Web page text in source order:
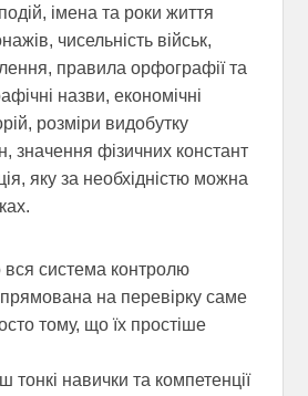
імена та роки життя
чисельність військ,
правила орфографії та
назви, економічні
розміри видобутку
значення фізичних констант
яку за необхідністю можна
система контролю
на перевірку саме
тому, що їх простіше
тонкі навички та компетенції